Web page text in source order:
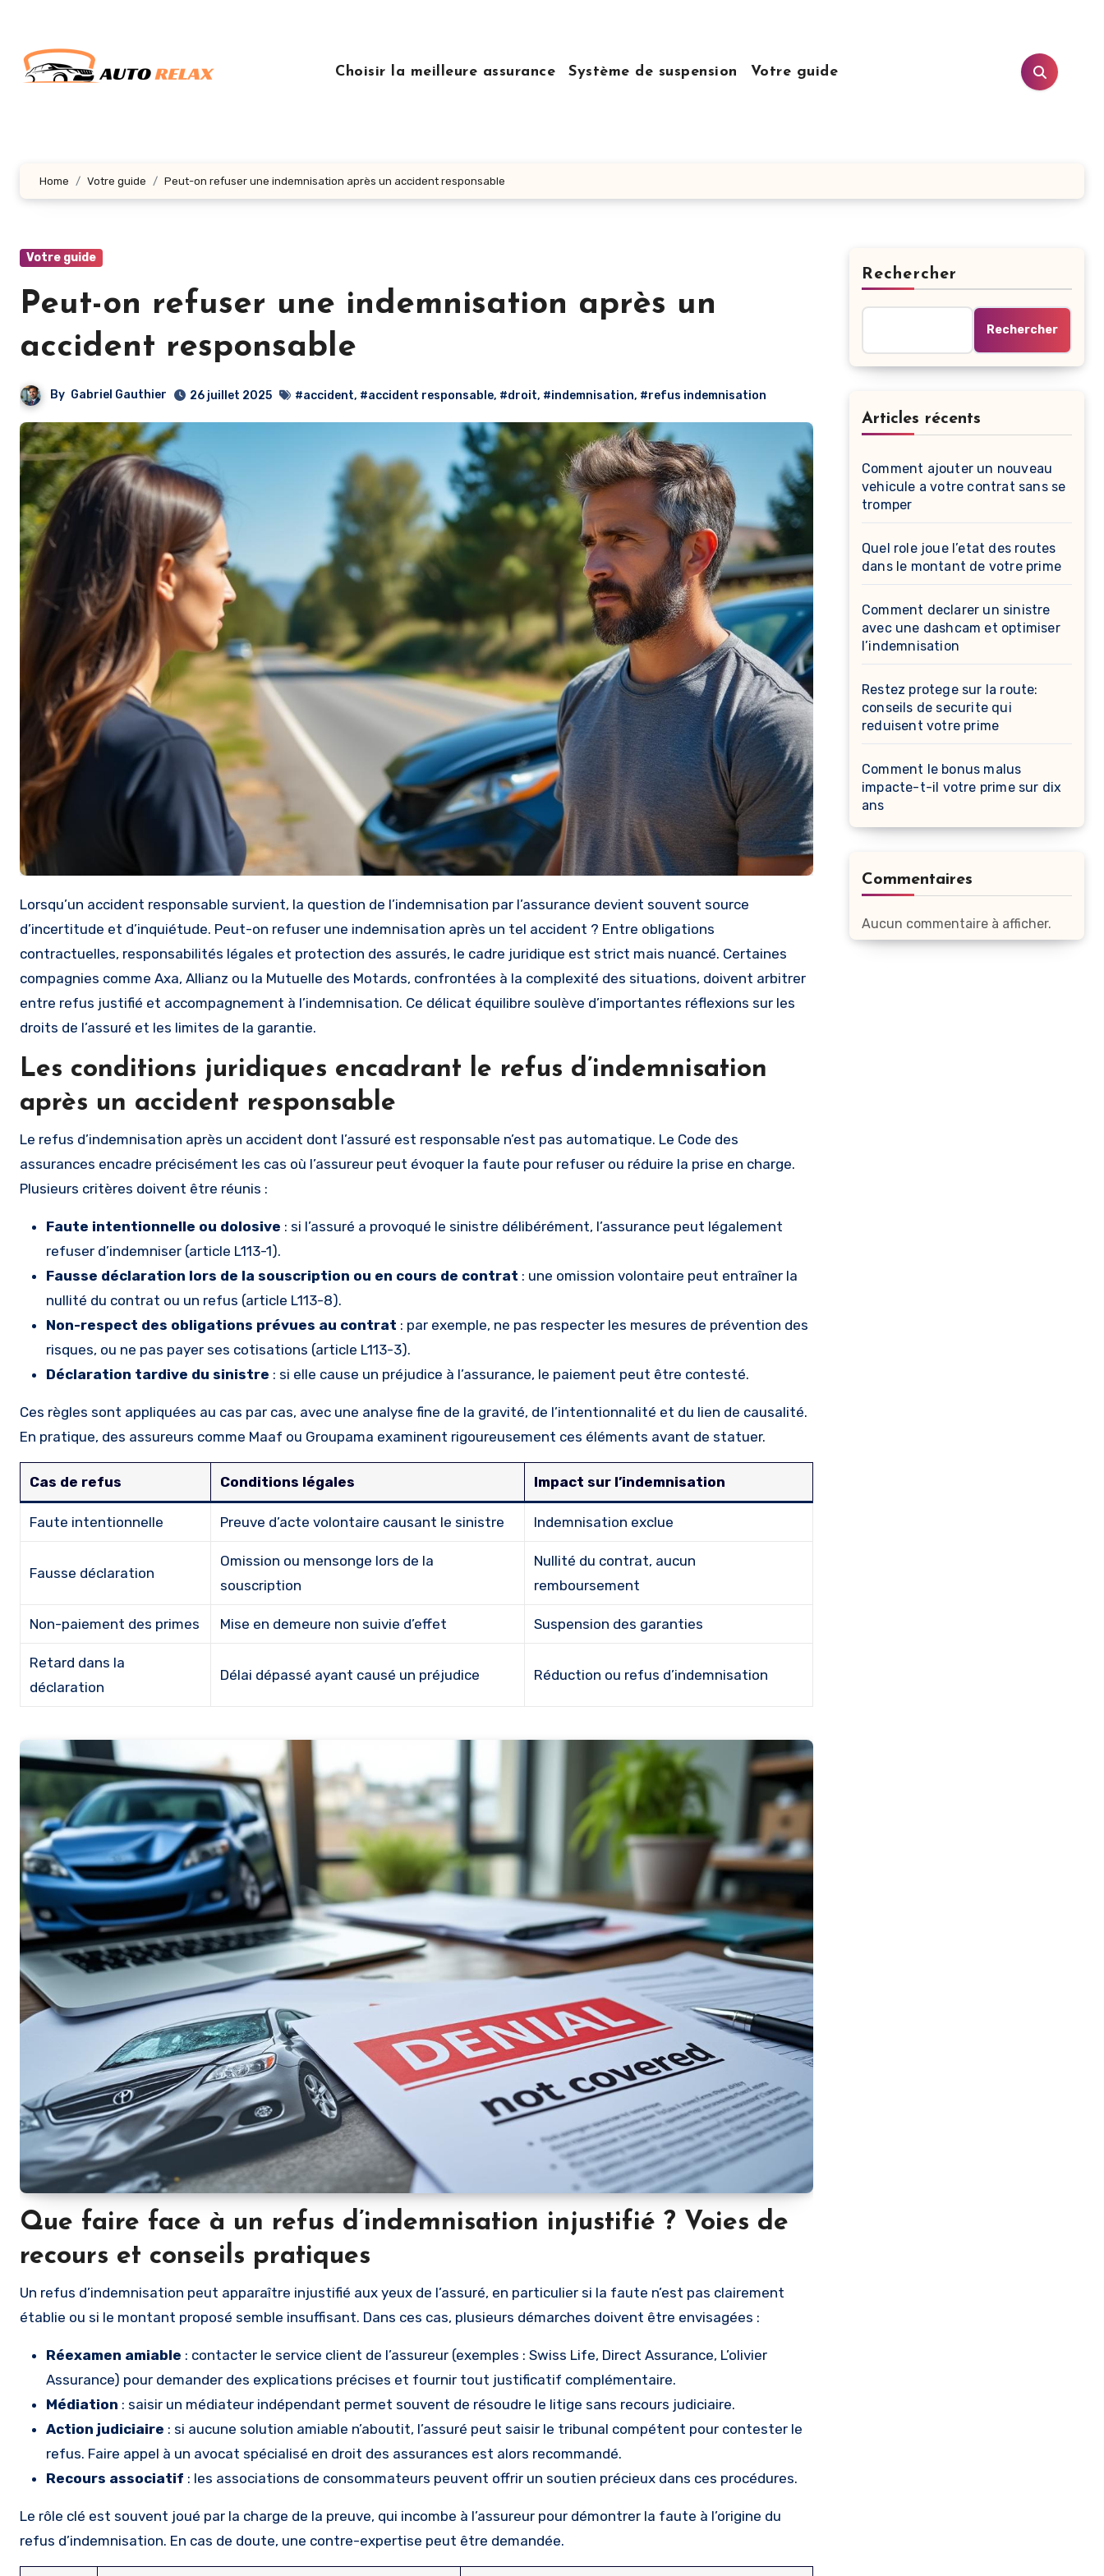
contenu
principal
Choisir la meilleure assurance Système de suspension Votre guide
Home Votre guide Peut-on refuser une indemnisation après un accident responsable
Votre guide
Peut-on refuser une indemnisation après un
accident responsable
By Gabriel Gauthier 26 juillet 2025 #accident, #accident responsable, #droit, #indemnisation, #refus indemnisation
Lorsqu’un accident responsable survient, la question de l’indemnisation par l’assurance devient souvent source
d’incertitude et d’inquiétude. Peut-on refuser une indemnisation après un tel accident ? Entre obligations
contractuelles, responsabilités légales et protection des assurés, le cadre juridique est strict mais nuancé. Certaines
compagnies comme Axa, Allianz ou la Mutuelle des Motards, confrontées à la complexité des situations, doivent arbitrer
entre refus justifié et accompagnement à l’indemnisation. Ce délicat équilibre soulève d’importantes réflexions sur les
droits de l’assuré et les limites de la garantie.
Les conditions juridiques encadrant le refus d’indemnisation
après un accident responsable
Le refus d’indemnisation après un accident dont l’assuré est responsable n’est pas automatique. Le Code des
assurances encadre précisément les cas où l’assureur peut évoquer la faute pour refuser ou réduire la prise en charge.
Plusieurs critères doivent être réunis :
Faute intentionnelle ou dolosive : si l’assuré a provoqué le sinistre délibérément, l’assurance peut légalement
refuser d’indemniser (article L113-1).
Fausse déclaration lors de la souscription ou en cours de contrat : une omission volontaire peut entraîner la
nullité du contrat ou un refus (article L113-8).
Non-respect des obligations prévues au contrat : par exemple, ne pas respecter les mesures de prévention des
risques, ou ne pas payer ses cotisations (article L113-3).
Déclaration tardive du sinistre : si elle cause un préjudice à l’assurance, le paiement peut être contesté.
Ces règles sont appliquées au cas par cas, avec une analyse fine de la gravité, de l’intentionnalité et du lien de causalité.
En pratique, des assureurs comme Maaf ou Groupama examinent rigoureusement ces éléments avant de statuer.
Cas de refus Conditions légales Impact sur l’indemnisation
Faute intentionnelle Preuve d’acte volontaire causant le sinistre Indemnisation exclue
Fausse déclaration
Omission ou mensonge lors de la
souscription
Nullité du contrat, aucun
remboursement
Non-paiement des primes Mise en demeure non suivie d’effet Suspension des garanties
Retard dans la
déclaration
Délai dépassé ayant causé un préjudice Réduction ou refus d’indemnisation
Que faire face à un refus d’indemnisation injustifié ? Voies de
recours et conseils pratiques
Un refus d’indemnisation peut apparaître injustifié aux yeux de l’assuré, en particulier si la faute n’est pas clairement
établie ou si le montant proposé semble insuffisant. Dans ces cas, plusieurs démarches doivent être envisagées :
Réexamen amiable : contacter le service client de l’assureur (exemples : Swiss Life, Direct Assurance, L’olivier
Assurance) pour demander des explications précises et fournir tout justificatif complémentaire.
Médiation : saisir un médiateur indépendant permet souvent de résoudre le litige sans recours judiciaire.
Action judiciaire : si aucune solution amiable n’aboutit, l’assuré peut saisir le tribunal compétent pour contester le
refus. Faire appel à un avocat spécialisé en droit des assurances est alors recommandé.
Recours associatif : les associations de consommateurs peuvent offrir un soutien précieux dans ces procédures.
Le rôle clé est souvent joué par la charge de la preuve, qui incombe à l’assureur pour démontrer la faute à l’origine du
refus d’indemnisation. En cas de doute, une contre-expertise peut être demandée.
Rechercher
Rechercher
Articles récents
Comment ajouter un nouveau
vehicule a votre contrat sans se
tromper
Quel role joue l’etat des routes
dans le montant de votre prime
Comment declarer un sinistre
avec une dashcam et optimiser
l’indemnisation
Restez protege sur la route:
conseils de securite qui
reduisent votre prime
Comment le bonus malus
impacte-t-il votre prime sur dix
ans
Commentaires
Aucun commentaire à afficher.